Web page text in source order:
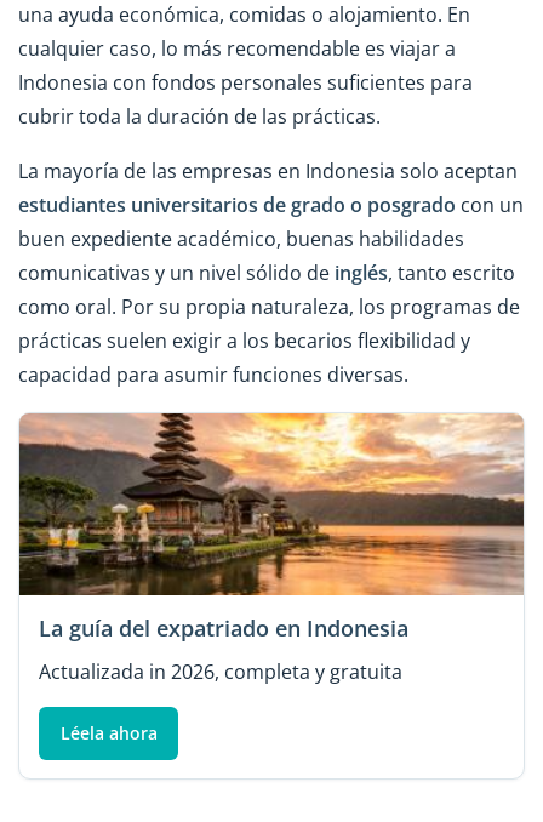
una ayuda económica, comidas o alojamiento. En
cualquier caso, lo más recomendable es viajar a
Indonesia con fondos personales suficientes para
cubrir toda la duración de las prácticas.
La mayoría de las empresas en Indonesia solo aceptan
estudiantes universitarios de grado o posgrado con un
buen expediente académico, buenas habilidades
comunicativas y un nivel sólido de inglés, tanto escrito
como oral. Por su propia naturaleza, los programas de
prácticas suelen exigir a los becarios flexibilidad y
capacidad para asumir funciones diversas.
La guía del expatriado en Indonesia
Actualizada in 2026, completa y gratuita
Léela ahora